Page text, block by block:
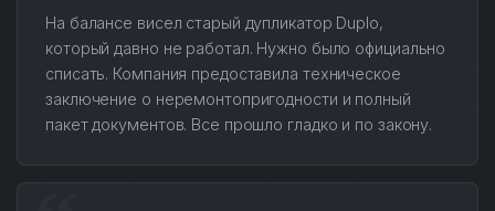
На балансе висел старый дупликатор Duplo,
который давно не работал. Нужно было официально
списать. Компания предоставила техническое
заключение о неремонтопригодности и полный
пакет документов. Все прошло гладко и по закону.